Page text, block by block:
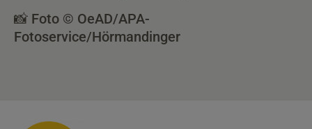
📸 Foto © OeAD/APA-
Fotoservice/Hörmandinger